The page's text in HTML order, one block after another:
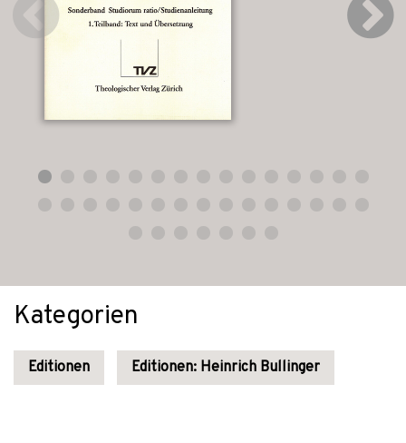
Kategorien
Editionen Editionen: Heinrich Bullinger